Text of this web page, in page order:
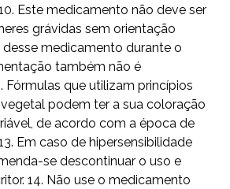
Este medicamento não deve ser
grávidas sem orientação
desse medicamento durante o
também não é
Fórmulas que utilizam princípios
podem ter a sua coloração
de acordo com a época de
Em caso de hipersensibilidade
se descontinuar o uso e
14. Não use o medicamento